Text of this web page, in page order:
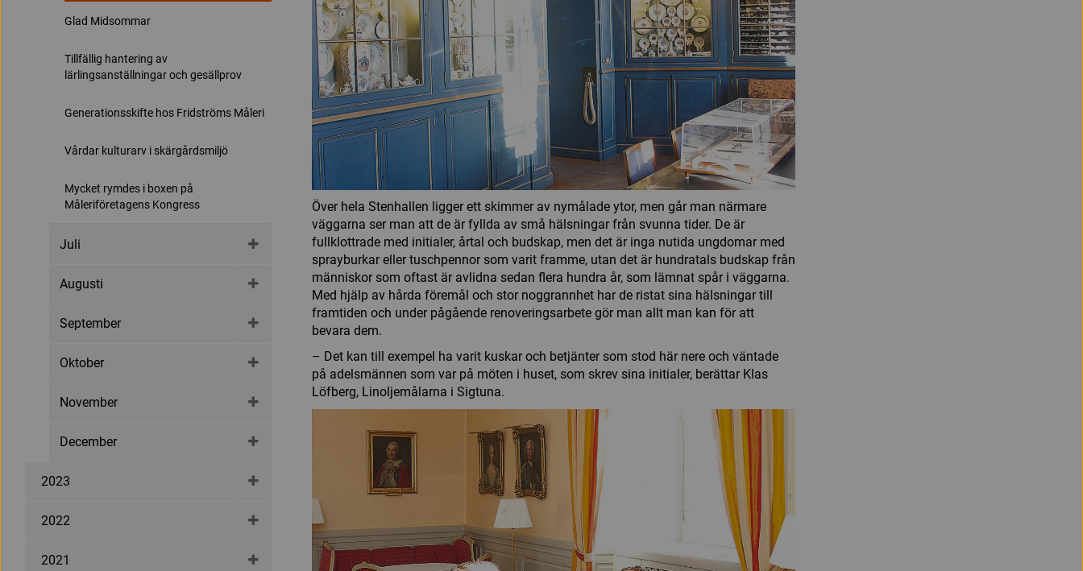
Glad Midsommar
Tillfällig hantering av
lärlingsanställningar och gesällprov
Generationsskifte hos Fridströms Måleri
Vårdar kulturarv i skärgårdsmiljö
Mycket rymdes i boxen på
Måleriföretagens Kongress
Juli
Augusti
September
Oktober
November
December
2023
2022
2021
Över hela Stenhallen ligger ett skimmer av nymålade ytor, men går man närmare
väggarna ser man att de är fyllda av små hälsningar från svunna tider. De är
fullklottrade med initialer, årtal och budskap, men det är inga nutida ungdomar med
sprayburkar eller tuschpennor som varit framme, utan det är hundratals budskap från
människor som oftast är avlidna sedan flera hundra år, som lämnat spår i väggarna.
Med hjälp av hårda föremål och stor noggrannhet har de ristat sina hälsningar till
framtiden och under pågående renoveringsarbete gör man allt man kan för att
bevara dem.
– Det kan till exempel ha varit kuskar och betjänter som stod här nere och väntade
på adelsmännen som var på möten i huset, som skrev sina initialer, berättar Klas
Löfberg, Linoljemålarna i Sigtuna.